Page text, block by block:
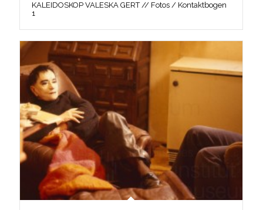
KALEIDOSKOP VALESKA GERT // Fotos / Kontaktbogen
1